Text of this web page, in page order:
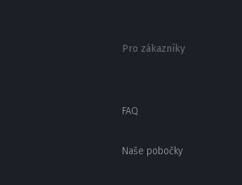
Pro zákazníky
FAQ
Naše pobočky